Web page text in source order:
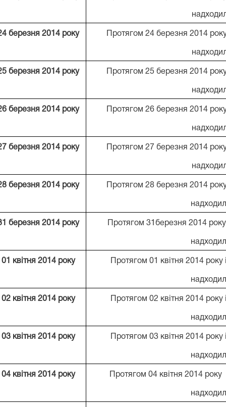
березня 2014 року Протягом 24 березня 2014
березня 2014 року Протягом 25 березня 2014
березня 2014 року Протягом 26 березня 2014
березня 2014 року Протягом 27 березня 2014
березня 2014 року Протягом 28 березня 2014
березня 2014 року Протягом 31 березня 201 4року
01 квітня 2014 року Протягом 01 квітня 2014
02 квітня 2014 року Протягом 02 квітня 2014
03 квітня 2014 року Протягом 03 квітня 2014
04 квітня 2014 року Протягом 04 квітня 2014